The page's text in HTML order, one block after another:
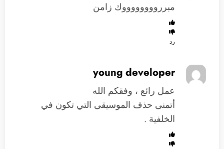
مبررووووووووك زامن
رد
young developer
عمل رائع ، وفقكم الله
أتمنى حذف الموسيقى التي تكون في
الخلفية .